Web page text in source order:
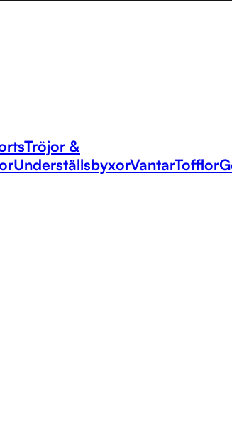
Tröjor &
UnderställsbyxorVantarTofflor